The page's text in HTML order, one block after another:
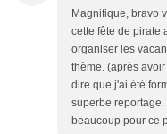
Magnifique, bravo
cette fête de pirate
organiser les
thème. (après
dire que j'ai été
superbe
beaucoup pour ce